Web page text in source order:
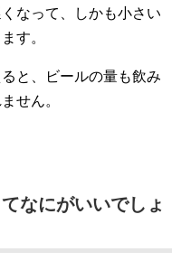
なって、しかも小さい
す。
と、ビールの量も飲み
せん。
なにがいいでしょ